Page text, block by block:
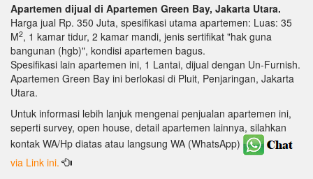
Apartemen dijual di Apartemen Green Bay, Jakarta Utara.
Harga jual Rp. 350 Juta, spesifikasi utama apartemen: Luas: 35
M2, 1 kamar tidur, 2 kamar mandi, jenis sertifikat "hak guna
bangunan (hgb)", kondisi apartemen bagus.
Spesifikasi lain apartemen ini, 1 Lantai, dijual dengan Un-Furnish.
Apartemen Green Bay ini berlokasi di Pluit, Penjaringan, Jakarta
Utara.
Untuk informasi lebih lanjuk mengenai penjualan apartemen ini,
seperti survey, open house, detail apartemen lainnya, silahkan
kontak WA/Hp diatas atau langsung WA (WhatsApp)
via Link ini.